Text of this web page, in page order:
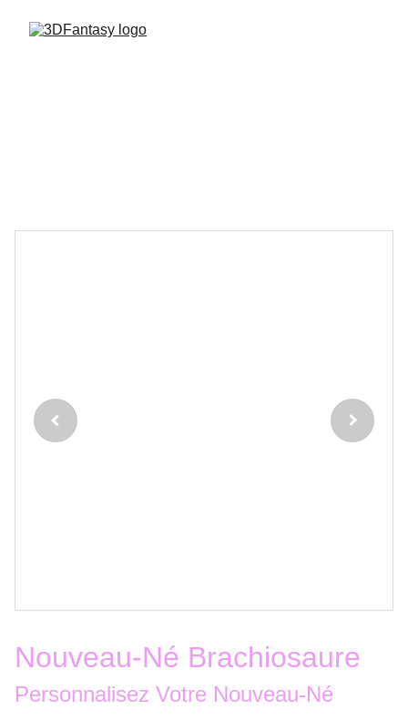
Nouveau-Né Brachiosaure
Personnalisez Votre Nouveau-Né